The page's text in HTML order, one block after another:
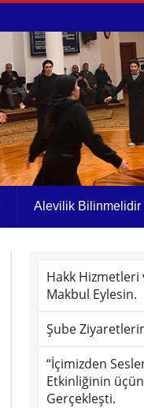
Alevilik Bilinmelidir
Hakk Hizmetleri
Makbul Eylesin.
Şube
“İçimizden
Etkinliğinin
Gerçekleşti.